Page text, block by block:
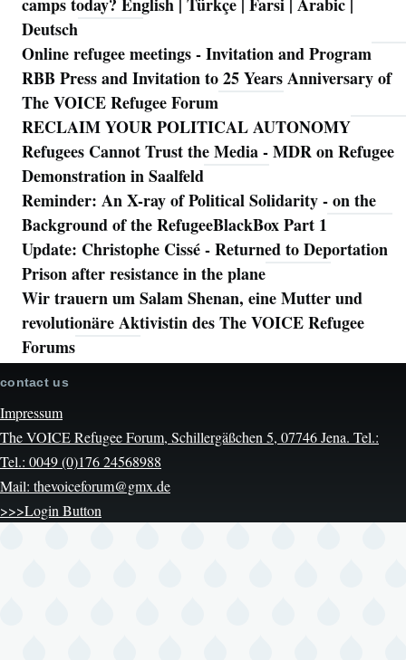
Deutsch
Online refugee meetings - Invitation and Program
RBB Press and Invitation to 25 Years Anniversary of
The VOICE Refugee Forum
RECLAIM YOUR POLITICAL AUTONOMY
Refugees Cannot Trust the Media - MDR on Refugee
Demonstration in Saalfeld
Reminder: An X-ray of Political Solidarity - on the
Background of the RefugeeBlackBox Part 1
Update: Christophe Cissé - Returned to Deportation
Prison after resistance in the plane
Wir trauern um Salam Shenan, eine Mutter und
revolutionäre Aktivistin des The VOICE Refugee
Forums
contact us
Impressum
The VOICE Refugee Forum, Schillergäßchen 5, 07746 Jena. Tel.:
Tel.: 0049 (0)176 24568988
Mail: thevoiceforum@gmx.de
>>>Login Button